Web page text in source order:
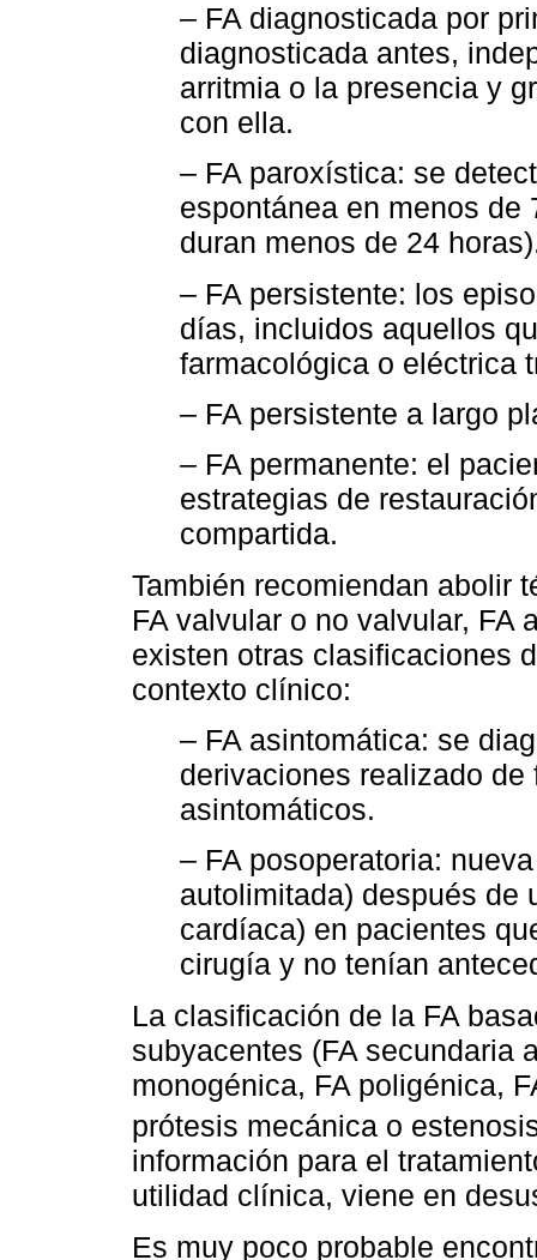
– FA diagnosticada por
diagnosticada antes,
arritmia o la presencia y
con ella.
– FA paroxística: se
espontánea en menos
duran menos de 24
– FA persistente: los
días, incluidos aquellos
farmacológica o eléctrica
– FA persistente a largo
– FA permanente: el
estrategias de
compartida.
También recomiendan abolir
FA valvular o no valvular, FA
existen otras clasificaciones
contexto clínico:
– FA asintomática: se
derivaciones realizado
asintomáticos.
– FA posoperatoria:
autolimitada) después de
cardíaca) en pacientes
cirugía y no tenían
La clasificación de la FA
subyacentes (FA secundaria
monogénica, FA poligénica,
prótesis mecánica o
información para el
utilidad clínica, viene en
Es muy poco probable